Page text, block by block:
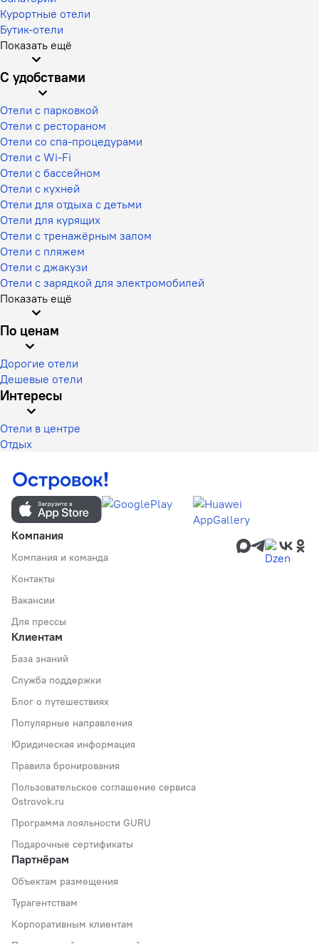
Курортные отели
Бутик-отели
Показать ещё
С удобствами
Отели с парковкой
Отели с рестораном
Отели со спа-процедурами
Отели с Wi-Fi
Отели с бассейном
Отели с кухней
Отели для отдыха с детьми
Отели для курящих
Отели с тренажёрным залом
Отели с пляжем
Отели с джакузи
Отели с зарядкой для электромобилей
Показать ещё
По ценам
Дорогие отели
Дешевые отели
Интересы
Отели в центре
Отдых
Компания
Компания и команда
Контакты
Вакансии
Для прессы
Клиентам
База знаний
Служба поддержки
Блог о путешествиях
Популярные направления
Юридическая информация
Правила бронирования
Пользовательское соглашение сервиса
Ostrovok.ru
Программа лояльности GURU
Подарочные сертификаты
Партнёрам
Объектам размещения
Турагентствам
Корпоративным клиентам